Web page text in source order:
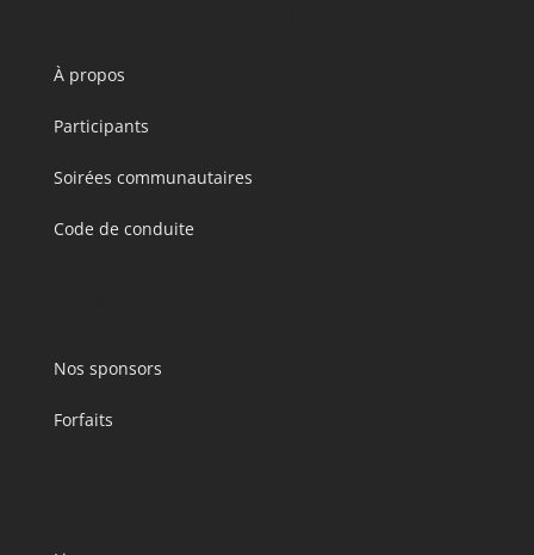
À propos
Participants
Soirées communautaires
Code de conduite
Nos sponsors
Forfaits